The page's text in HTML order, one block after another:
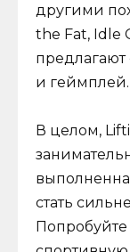
другими
the Fat, Idle
и геймплей.
В целом,
стать